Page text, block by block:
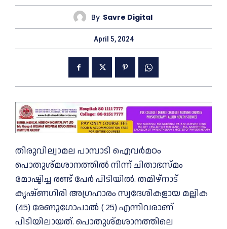
By Savre Digital
April 5, 2024
തിരുവില്വാമല പാമ്പാടി ഐവർമഠം
പൊതുശ്മശാനത്തിൽ നിന്ന് ചിതാഭസ്മം
മോഷ്ടിച്ച രണ്ട് പേർ പിടിയിൽ. തമിഴ്നാട്
കൃഷ്ണഗിരി അഗ്രഹാരം സ്വദേശികളായ മല്ലിക
(45) രേണുഗോപാൽ ( 25) എന്നിവരാണ്
പിടിയിലായത്. പൊതുശ്മശാനത്തിലെ